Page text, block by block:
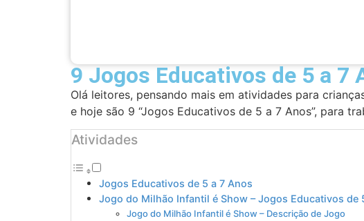
9 Jogos Educativos de 5 a 7
Olá leitores, pensando mais em atividades para
e hoje são 9 “Jogos Educativos de 5 a 7 Anos”, para
Atividades
Jogos Educativos de 5 a 7 Anos
Jogo do Milhão Infantil é Show – Jogos Educativos de
Jogo do Milhão Infantil é Show – Descrição de Jogo